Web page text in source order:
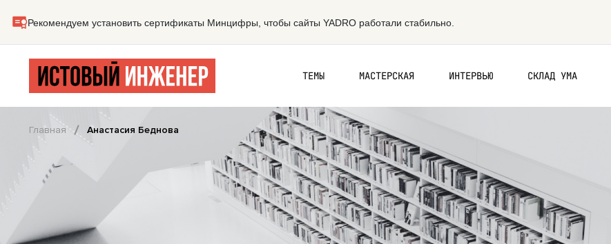
ТЕМЫ МАСТЕРСКАЯ ИНТЕРВЬЮ СКЛАД УМА
Главная Анастасия Беднова